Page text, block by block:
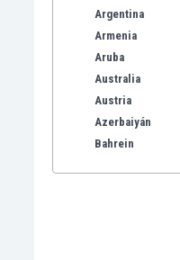
Argentina
Armenia
Aruba
Australia
Austria
Azerbaiyán
Bahrein